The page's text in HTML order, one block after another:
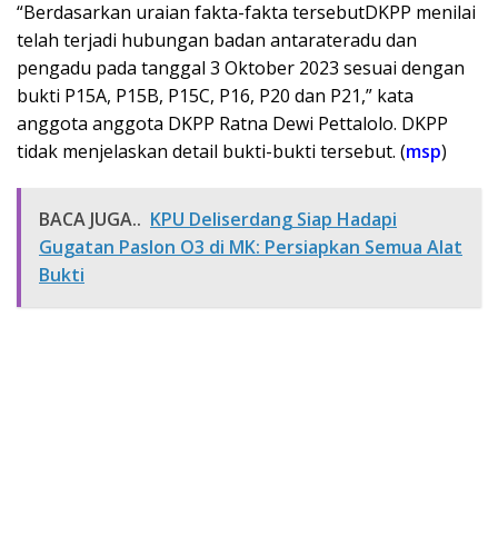
“Berdasarkan uraian fakta-fakta tersebutDKPP menilai
telah terjadi hubungan badan antarateradu dan
pengadu pada tanggal 3 Oktober 2023 sesuai dengan
bukti P15A, P15B, P15C, P16, P20 dan P21,” kata
anggota anggota DKPP Ratna Dewi Pettalolo. DKPP
tidak menjelaskan detail bukti-bukti tersebut. (msp)
BACA JUGA.. KPU Deliserdang Siap Hadapi
Gugatan Paslon O3 di MK: Persiapkan Semua Alat
Bukti